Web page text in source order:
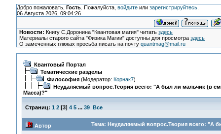
Добро пожаловать, Гость. Пожалуйста, войдитеили зарегистрируйтесь.
06 Августа 2026, 09:04:26
Новости: Книгу С.Доронина "Квантовая магия" читатьздесь
Материалы старого сайта "Физика Магии" доступны для просмотраздесь
О замеченных глюках просьба писать на почтуquantmag@mail.ru
Квантовый Портал
Тематические разделы
Философия(Модератор: Корнак7)
Неудаляемый вопрос.Теория всего: "А был ли мальчик (в
Масса)?"
Страниц: 1 2[3] 4 5 ... 39 Все
Автор Тема: Неудаляемый вопрос.Теория всего: "А